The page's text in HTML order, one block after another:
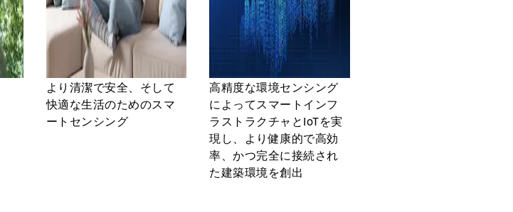
より清潔で安全、そして
快適な生活のためのスマ
ートセンシング
高精度な環境センシング
によってスマートインフ
ラストラクチャとIoTを実
現し、より健康的で高効
率、かつ完全に接続され
た建築環境を創出